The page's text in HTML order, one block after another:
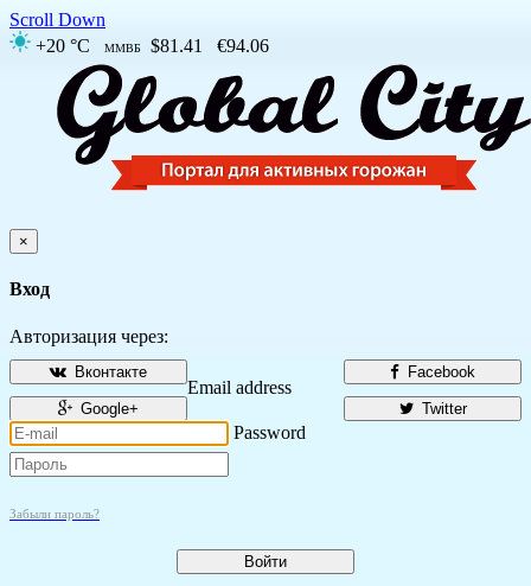
Scroll Down
+20 °C
ММВБ $81.41 €94.06
×
Вход
Авторизация через:
Facebook
Вконтакте
Twitter
Google+
Email address
Password
Забыли пароль?
Войти